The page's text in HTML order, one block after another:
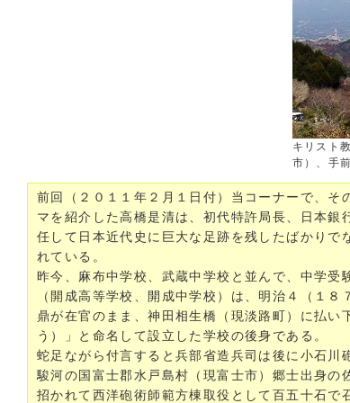
キリスト
市）、手
前回（２０１１年２月１日付）当コーナーで、そ
マを紹介した高橋是清は、初代特許局長、日本
任して日本近代史に巨大な足跡を残したばかり
れている。
昨今、麻布中学校、武蔵中学校と並んで、中学
（開成高等学校、開成中学校）は、明治４（１
鼎が在官のまま、神田相生橋（現淡路町）に払い
う）」と命名して設立した学校の後身である。
蛇足ながら付言すると兵部省造兵司は後に小石川
駿河の国富士郡水戸島村（現富士市）郷士出身
招かれて西洋砲術師範方棟取役として百五十石で